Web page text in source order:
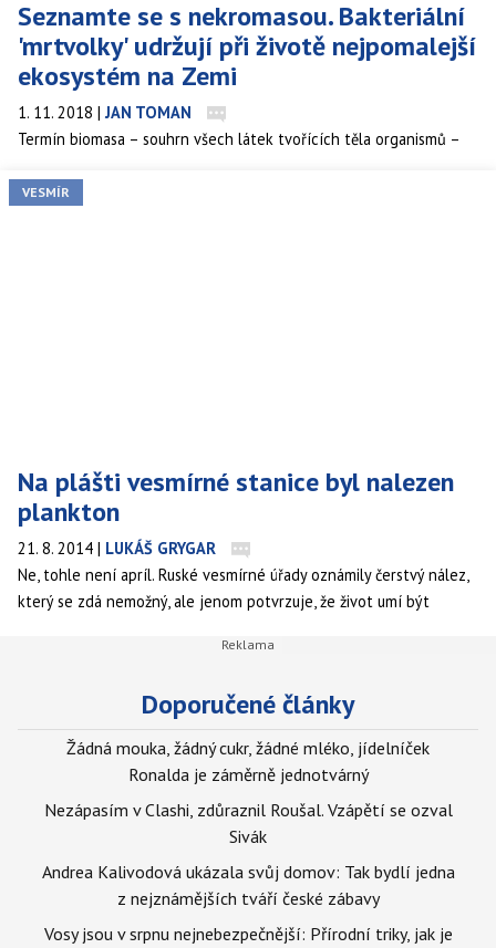
Seznamte se s nekromasou. Bakteriální
'mrtvolky' udržují při životě nejpomalejší
ekosystém na Zemi
1. 11. 2018 | JAN TOMAN
Termín biomasa – souhrn všech látek tvořících těla organismů –
taková nekromasa? Navzdory svému sugestivnímu názvu tento
VESMÍR
Na plášti vesmírné stanice byl nalezen
plankton
21. 8. 2014 | LUKÁŠ GRYGAR
Ne, tohle není apríl. Ruské vesmírné úřady oznámily čerstvý nález,
který se zdá nemožný, ale jenom potvrzuje, že život umí být
Doporučené články
Žádná mouka, žádný cukr, žádné mléko, jídelníček
Ronalda je záměrně jednotvárný
Nezápasím v Clashi, zdůraznil Roušal. Vzápětí se ozval
Sivák
Andrea Kalivodová ukázala svůj domov: Tak bydlí jedna
z nejznámějších tváří české zábavy
Vosy jsou v srpnu nejnebezpečnější: Přírodní triky, jak je